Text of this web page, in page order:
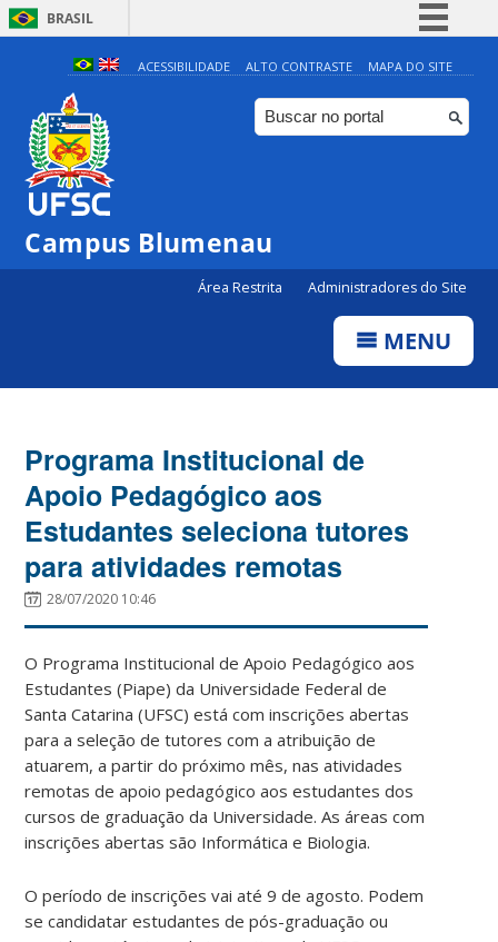
BRASIL
Simplifique!
Comunica BR
Participe
ACESSIBILIDADE ALTO CONTRASTE MAPA DO SITE
Campus Blumenau
Área Restrita Administradores do Site
MENU
Programa Institucional de
Apoio Pedagógico aos
Estudantes seleciona tutores
para atividades remotas
28/07/2020 10:46
O Programa Institucional de Apoio Pedagógico aos
Estudantes (Piape) da Universidade Federal de
Santa Catarina (UFSC) está com inscrições abertas
para a seleção de tutores com a atribuição de
atuarem, a partir do próximo mês, nas atividades
remotas de apoio pedagógico aos estudantes dos
cursos de graduação da Universidade. As áreas com
inscrições abertas são Informática e Biologia.
O período de inscrições vai até 9 de agosto. Podem
se candidatar estudantes de pós-graduação ou